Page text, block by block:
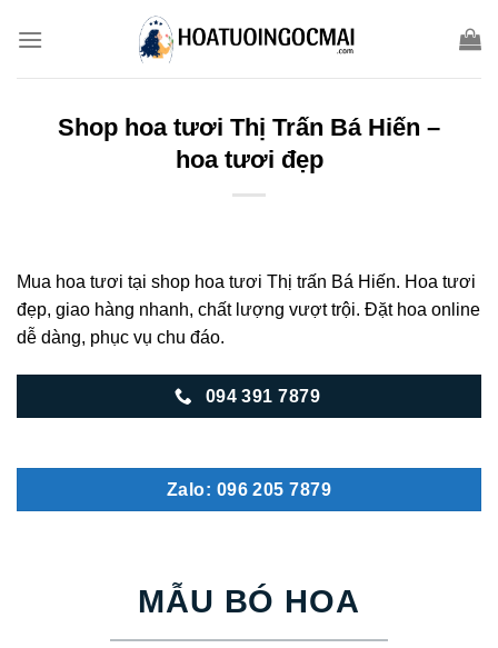
Shop hoa tươi Thị Trấn Bá Hiến –
hoa tươi đẹp
Mua hoa tươi tại shop hoa tươi Thị trấn Bá Hiến. Hoa tươi
đẹp, giao hàng nhanh, chất lượng vượt trội. Đặt hoa online
dễ dàng, phục vụ chu đáo.
094 391 7879
Zalo: 096 205 7879
MẪU BÓ HOA